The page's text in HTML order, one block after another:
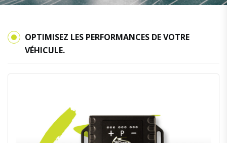
OPTIMISEZ LES PERFORMANCES DE VOTRE
VÉHICULE.